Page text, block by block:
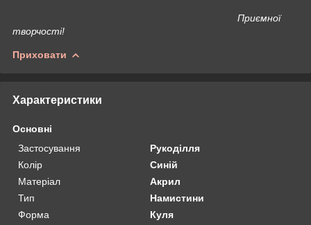
Приємної
творчості!
Приховати
Характеристики
Основні
Застосування
Рукоділля
Колір
Синій
Матеріал
Акрил
Тип
Намистини
Форма
Куля